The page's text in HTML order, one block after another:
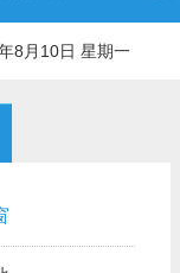
8月10日 星期一
08 2026年本